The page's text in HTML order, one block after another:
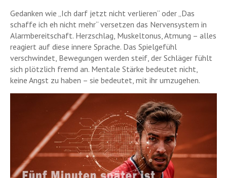
Gedanken wie „Ich darf jetzt nicht verlieren“ oder „Das
schaffe ich eh nicht mehr“ versetzen das Nervensystem in
Alarmbereitschaft. Herzschlag, Muskeltonus, Atmung – alles
reagiert auf diese innere Sprache. Das Spielgefühl
verschwindet, Bewegungen werden steif, der Schläger fühlt
sich plötzlich fremd an. Mentale Stärke bedeutet nicht,
keine Angst zu haben – sie bedeutet, mit ihr umzugehen.